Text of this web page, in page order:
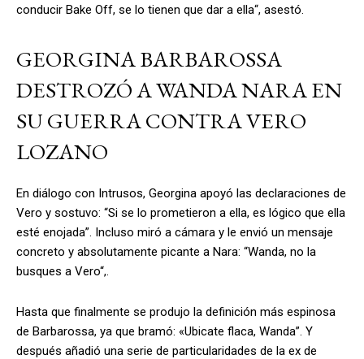
conducir Bake Off, se lo tienen que dar a ella“, asestó.
GEORGINA BARBAROSSA
DESTROZÓ A WANDA NARA EN
SU GUERRA CONTRA VERO
LOZANO
En diálogo con Intrusos, Georgina apoyó las declaraciones de
Vero y sostuvo: “Si se lo prometieron a ella, es lógico que ella
esté enojada”. Incluso miró a cámara y le envió un mensaje
concreto y absolutamente picante a Nara: “Wanda, no la
busques a Vero“,.
Hasta que finalmente se produjo la definición más espinosa
de Barbarossa, ya que bramó: «Ubicate flaca, Wanda”. Y
después añadió una serie de particularidades de la ex de